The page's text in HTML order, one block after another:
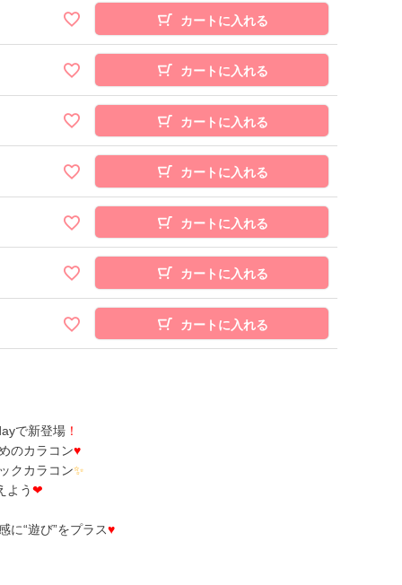
カートに入れる
カートに入れる
カートに入れる
カートに入れる
カートに入れる
カートに入れる
カートに入れる
で新登場！
のカラコン♥
クカラコン✨
よう❤
に“遊び”をプラス♥